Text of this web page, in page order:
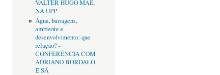
VALTER HUGO MÃE,
NA UPP
Água, barragens,
ambiente e
desenvolvimento: que
relação? -
CONFERÊNCIA COM
ADRIANO BORDALO
E SÁ